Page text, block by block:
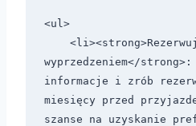
<ul>
wyprzedzeniem</strong>:
informacje i zrób
miesięcy przed
szanse na uzyskanie